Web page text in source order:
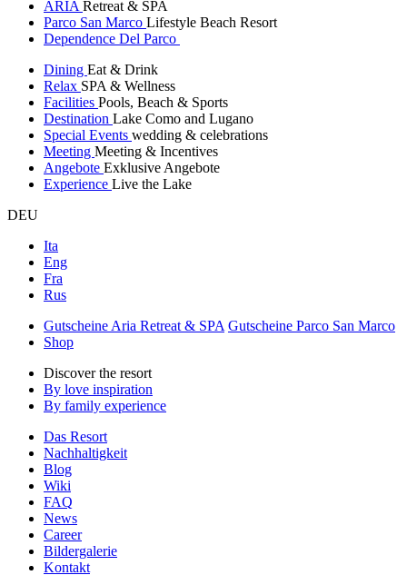
ARIA Retreat & SPA
Parco San Marco Lifestyle Beach Resort
Dependence Del Parco
Dining Eat & Drink
Relax SPA & Wellness
Facilities Pools, Beach & Sports
Destination Lake Como and Lugano
Special Events wedding & celebrations
Meeting Meeting & Incentives
Angebote Exklusive Angebote
Experience Live the Lake
DEU
Ita
Eng
Fra
Rus
Gutscheine Aria Retreat & SPA Gutscheine Parco San Marco
Shop
Discover the resort
By love inspiration
By family experience
Das Resort
Nachhaltigkeit
Blog
Wiki
FAQ
News
Career
Bildergalerie
Kontakt